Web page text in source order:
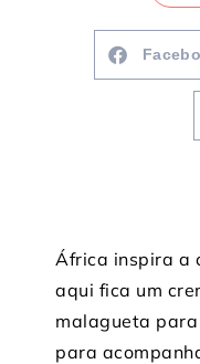
África inspira a
aqui fica um
malagueta
para